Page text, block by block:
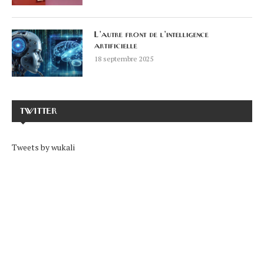
L’autre front de l’intelligence
artificielle
18 septembre 2025
TWITTER
Tweets by wukali